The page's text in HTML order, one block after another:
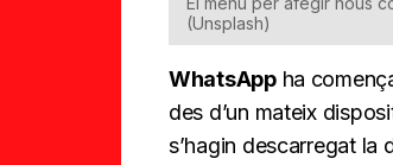
(Unsplash)
WhatsAppha
des d’un mateix
s’hagin descarregat la